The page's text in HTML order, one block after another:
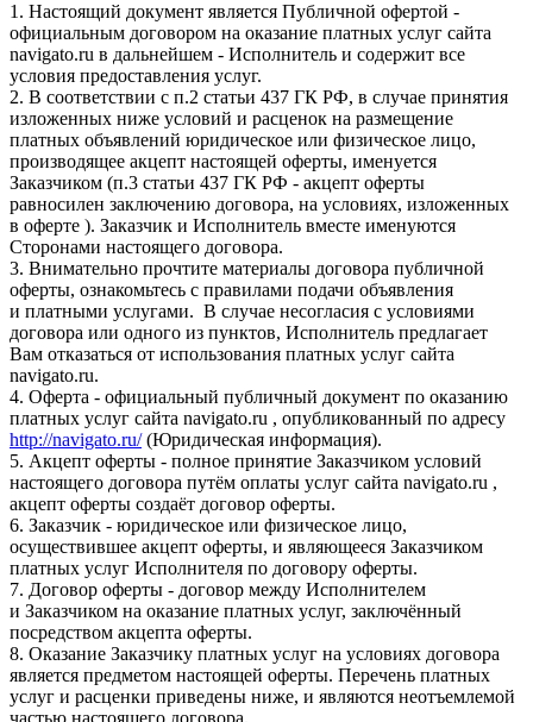
1. Настоящий документ является Публичной офертой -
официальным договором на оказание платных услуг сайта
navigato.ru в дальнейшем - Исполнитель и содержит все
условия предоставления услуг.
2. В соответствии с п.2 статьи 437 ГК РФ, в случае принятия
изложенных ниже условий и расценок на размещение
платных объявлений юридическое или физическое лицо,
производящее акцепт настоящей оферты, именуется
Заказчиком (п.3 статьи 437 ГК РФ - акцепт оферты
равносилен заключению договора, на условиях, изложенных
в оферте ). Заказчик и Исполнитель вместе именуются
Сторонами настоящего договора.
3. Внимательно прочтите материалы договора публичной
оферты, ознакомьтесь с правилами подачи объявления
и платными услугами. В случае несогласия с условиями
договора или одного из пунктов, Исполнитель предлагает
Вам отказаться от использования платных услуг сайта
navigato.ru.
4. Оферта - официальный публичный документ по оказанию
платных услуг сайта navigato.ru , опубликованный по адресу
http://navigato.ru/(Юридическая информация).
5. Акцепт оферты - полное принятие Заказчиком условий
настоящего договора путём оплаты услуг сайта navigato.ru ,
акцепт оферты создаёт договор оферты.
6. Заказчик - юридическое или физическое лицо,
осуществившее акцепт оферты, и являющееся Заказчиком
платных услуг Исполнителя по договору оферты.
7. Договор оферты - договор между Исполнителем
и Заказчиком на оказание платных услуг, заключённый
посредством акцепта оферты.
8. Оказание Заказчику платных услуг на условиях договора
является предметом настоящей оферты. Перечень платных
услуг и расценки приведены ниже, и являются неотъемлемой